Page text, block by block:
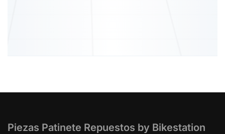
Piezas Patinete Repuestos by Bikestation